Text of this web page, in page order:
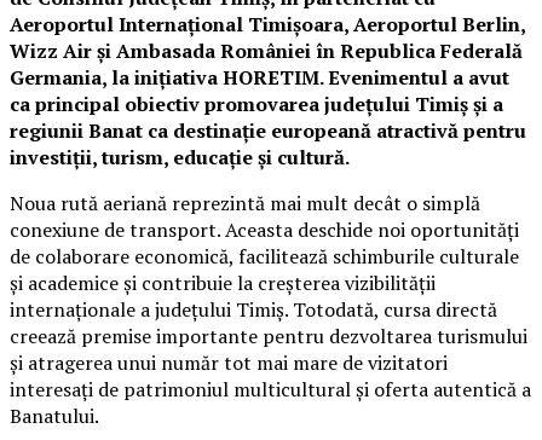
Aeroportul Internațional Timișoara, Aeroportul Berlin,
Wizz Air și Ambasada României în Republica Federală
Germania, la inițiativa HORETIM. Evenimentul a avut
ca principal obiectiv promovarea județului Timiș și a
regiunii Banat ca destinație europeană atractivă pentru
investiții, turism, educație și cultură.
Noua rută aeriană reprezintă mai mult decât o simplă
conexiune de transport. Aceasta deschide noi oportunități
de colaborare economică, facilitează schimburile culturale
și academice și contribuie la creșterea vizibilității
internaționale a județului Timiș. Totodată, cursa directă
creează premise importante pentru dezvoltarea turismului
și atragerea unui număr tot mai mare de vizitatori
interesați de patrimoniul multicultural și oferta autentică a
Banatului.